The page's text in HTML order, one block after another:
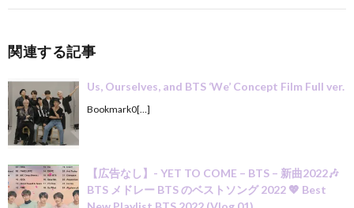
関連する記事
Us, Ourselves, and BTS ‘We’ Concept Film Full ver.
Bookmark0[…]
【広告なし】- YET TO COME – BTS – 新曲2022🎶
BTS メドレー BTS のベストソング 2022 💖 Best